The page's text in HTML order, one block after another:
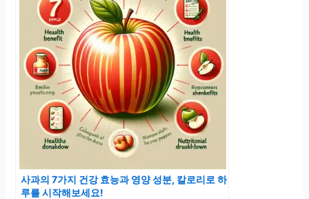
사과의 7가지 건강 효능과 영양 성분, 칼로리로 하
루를 시작해보세요!